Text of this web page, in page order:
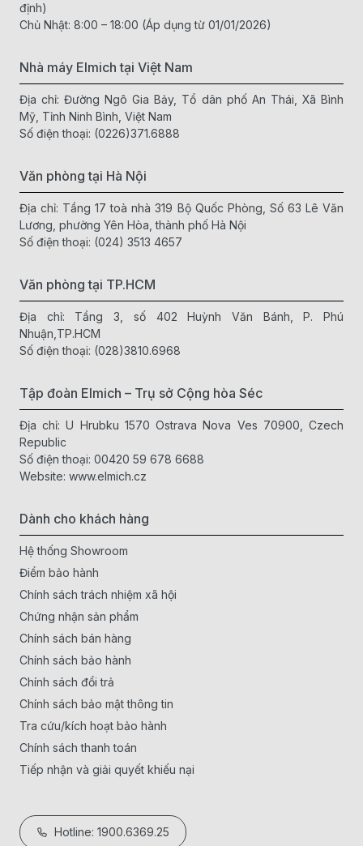
Hướng dẫn chọn mua Cây đánh trứng
Theo nhu cầu sử dụng: Nếu thường xuyên làm bánh,
nên chọn phới lồng inox; nếu chỉ dùng trong nấu ăn
hàng ngày, có thể chọn cây đánh trứng mini hoặc
silicon.
Theo chất liệu: Inox 304 bền, sáng đẹp; silicon chống
Theo kích thước: Phới lớn dành cho nhu cầu đánh
trứng nhiều, phới nhỏ cho gia đình ít người hoặc thao
tác nhanh.
Chọn sản phẩm chính hãng: Mua tại website Elmich
hoặc đại lý phân phối để đảm bảo chất lượng và chế
Cây đánh trứng Elmichvới thiết kế tinh tế, chất liệu an toàn
và độ bền vượt trội, là lựa chọn hoàn hảo giúp bạn dễ dàng
chế biến nhiều món ăn hấp dẫn. Dù bạn là người mới học nấu
ăn hay đam mê làm bánh, một chiếc
Elmich chắc chắn sẽ là “trợ thủ đắc lực” trong gian bếp.
định)
Chủ Nhật: 8:00 – 18:00 (Áp dụng từ 01/01/2026)
Nhà máy Elmich tại Việt Nam
Địa chỉ: Đường Ngô Gia Bảy, Tổ dân phố An Thái, Xã Bình
Mỹ, Tỉnh Ninh Bình, Việt Nam
Số điện thoại: (0226)371.6888
Văn phòng tại Hà Nội
Địa chỉ: Tầng 17 toà nhà 319 Bộ Quốc Phòng, Số 63 Lê Văn
Lương, phường Yên Hòa, thành phố Hà Nội
Số điện thoại: (024) 3513 4657
Văn phòng tại TP.HCM
Địa chỉ: Tầng 3, số 402 Huỳnh Văn Bánh, P. Phú
Nhuận,TP.HCM
Số điện thoại: (028)3810.6968
Tập đoàn Elmich – Trụ sở Cộng hòa Séc
Địa chỉ: U Hrubku 1570 Ostrava Nova Ves 70900, Czech
Republic
Số điện thoại: 00420 59 678 6688
Website: www.elmich.cz
Dành cho khách hàng
Hệ thống Showroom
Điểm bảo hành
Chính sách trách nhiệm xã hội
Chứng nhận sản phẩm
Chính sách bán hàng
Chính sách bảo hành
Chính sách đổi trả
Chính sách bảo mật thông tin
Tra cứu/kích hoạt bảo hành
Chính sách thanh toán
Tiếp nhận và giải quyết khiếu nại
Hotline: 1900.6369.25